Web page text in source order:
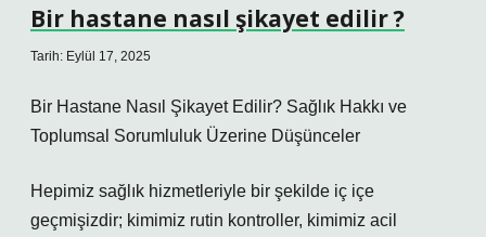
Bir hastane nasıl şikayet edilir ?
Tarih: Eylül 17, 2025
Bir Hastane Nasıl Şikayet Edilir? Sağlık Hakkı ve
Toplumsal Sorumluluk Üzerine Düşünceler
Hepimiz sağlık hizmetleriyle bir şekilde iç içe
geçmişizdir; kimimiz rutin kontroller, kimimiz acil